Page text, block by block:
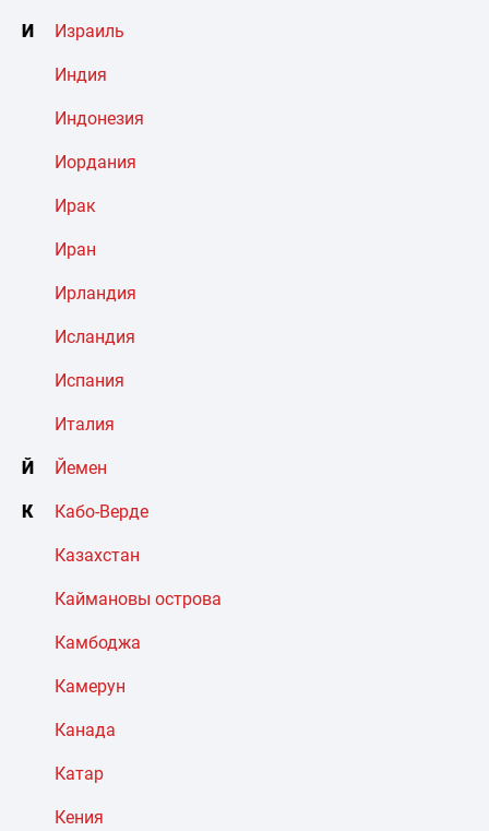
И Израиль
Индия
Индонезия
Иордания
Ирак
Иран
Ирландия
Исландия
Испания
Италия
Й Йемен
К Кабо-Верде
Казахстан
Каймановы острова
Камбоджа
Камерун
Канада
Катар
Кения